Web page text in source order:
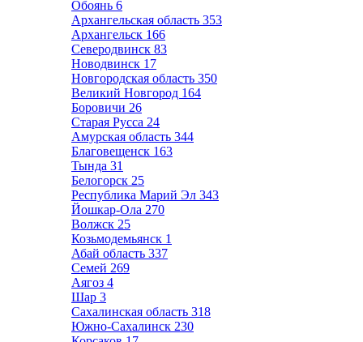
Обоянь 6
Архангельская область 353
Архангельск 166
Северодвинск 83
Новодвинск 17
Новгородская область 350
Великий Новгород 164
Боровичи 26
Старая Русса 24
Амурская область 344
Благовещенск 163
Тында 31
Белогорск 25
Республика Марий Эл 343
Йошкар-Ола 270
Волжск 25
Козьмодемьянск 1
Абай область 337
Семей 269
Аягоз 4
Шар 3
Сахалинская область 318
Южно-Сахалинск 230